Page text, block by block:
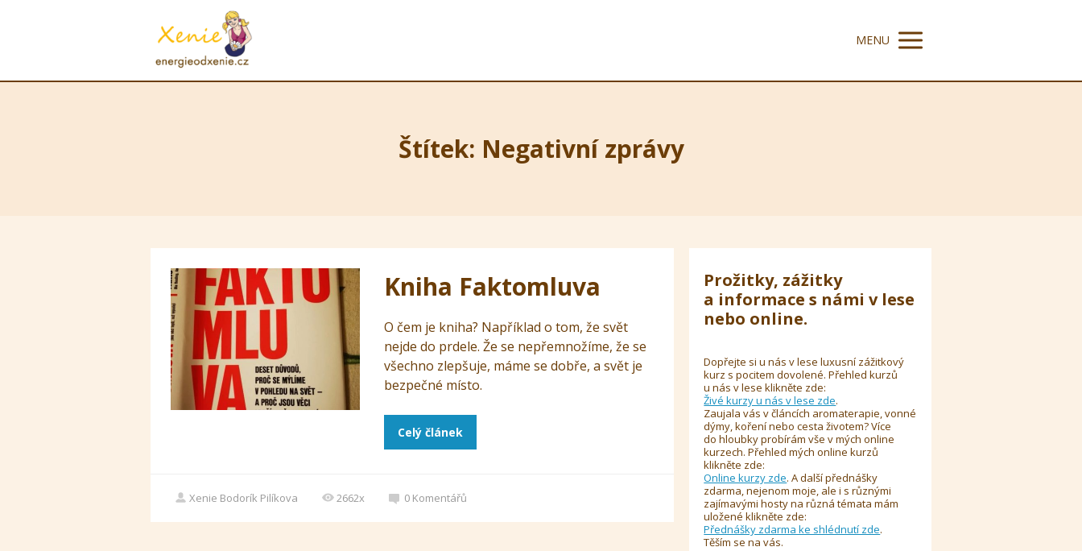
MENU
Štítek: Negativní zprávy
Kniha Faktomluva
O čem je kniha? Například o tom, že svět
nejde do prdele. Že se nepřemnožíme, že se
všechno zlepšuje, máme se dobře, a svět je
bezpečné místo.
Celý článek
Xenie Bodorík Pilíkova 2662x 0 Komentářů
Prožitky, zážitky
a informace s námi v lese
nebo online.
Dopřejte si u nás v lese luxusní zážitkový
kurz s pocitem dovolené. Přehled kurzů
u nás v lese klikněte zde:
Živé kurzy u nás v lese zde.
Zaujala vás v článcích aromaterapie, vonné
dýmy, koření nebo cesta životem? Více
do hloubky probírám vše v mých online
kurzech. Přehled mých online kurzů
klikněte zde:
Online kurzy zde. A další přednášky
zdarma, nejenom moje, ale i s různými
zajímavými hosty na různá témata mám
uložené klikněte zde:
Přednášky zdarma ke shlédnutí zde.
Těším se na vás.